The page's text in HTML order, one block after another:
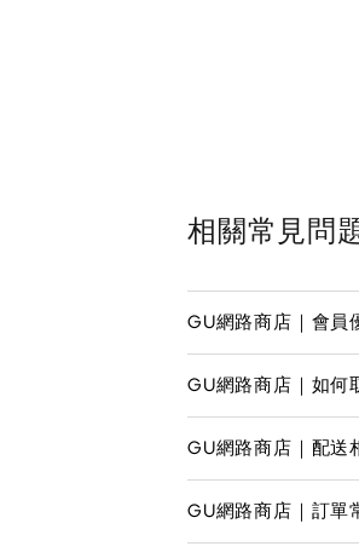
相關常見問
GU網路商店｜會員
GU網路商店｜如何
GU網路商店｜配送
GU網路商店｜訂單